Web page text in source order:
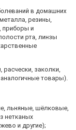
в домашних
резины,
приборы и
рта, линзы
расчески, заколки,
товары).
льняные, шёлковые,
нетканых
и другие);